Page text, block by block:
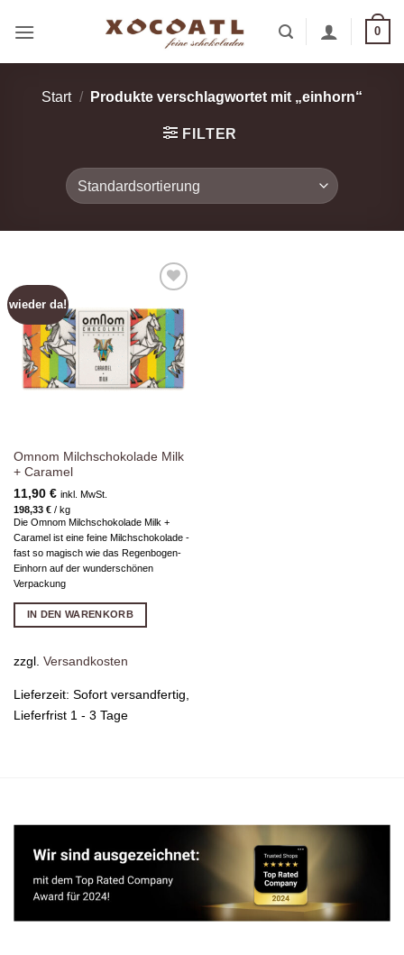
Inhalt
0
Start / Produkte verschlagwortet mit „einhorn“
FILTER
wieder da!
Wunschliste
hinzufügen
Omnom Milchschokolade Milk
+ Caramel
11,90 € inkl. MwSt.
198,33 €/ kg
Die Omnom Milchschokolade Milk +
Caramel ist eine feine Milchschokolade -
fast so magisch wie das Regenbogen-
Einhorn auf der wunderschönen
Verpackung
IN DEN WARENKORB
zzgl. Versandkosten
Lieferzeit: Sofort versandfertig,
Lieferfrist 1 - 3 Tage